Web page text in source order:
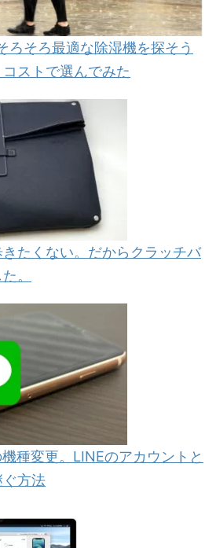
ろそろ最適な除湿機を探そう
ストで選んでみた
たくない。だからクラッチバ
。
種変更。LINEのアカウントと
ぐ方法